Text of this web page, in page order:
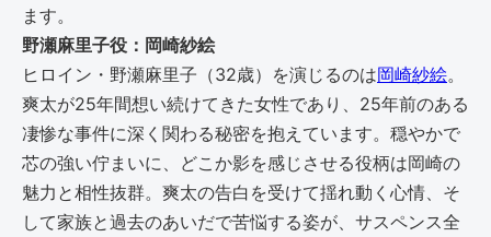
ます。
野瀬麻里子役：岡崎紗絵
ヒロイン・野瀬麻里子（32歳）を演じるのは岡崎紗絵。
爽太が25年間想い続けてきた女性であり、25年前のある
凄惨な事件に深く関わる秘密を抱えています。穏やかで
芯の強い佇まいに、どこか影を感じさせる役柄は岡崎の
魅力と相性抜群。爽太の告白を受けて揺れ動く心情、そ
して家族と過去のあいだで苦悩する姿が、サスペンス全